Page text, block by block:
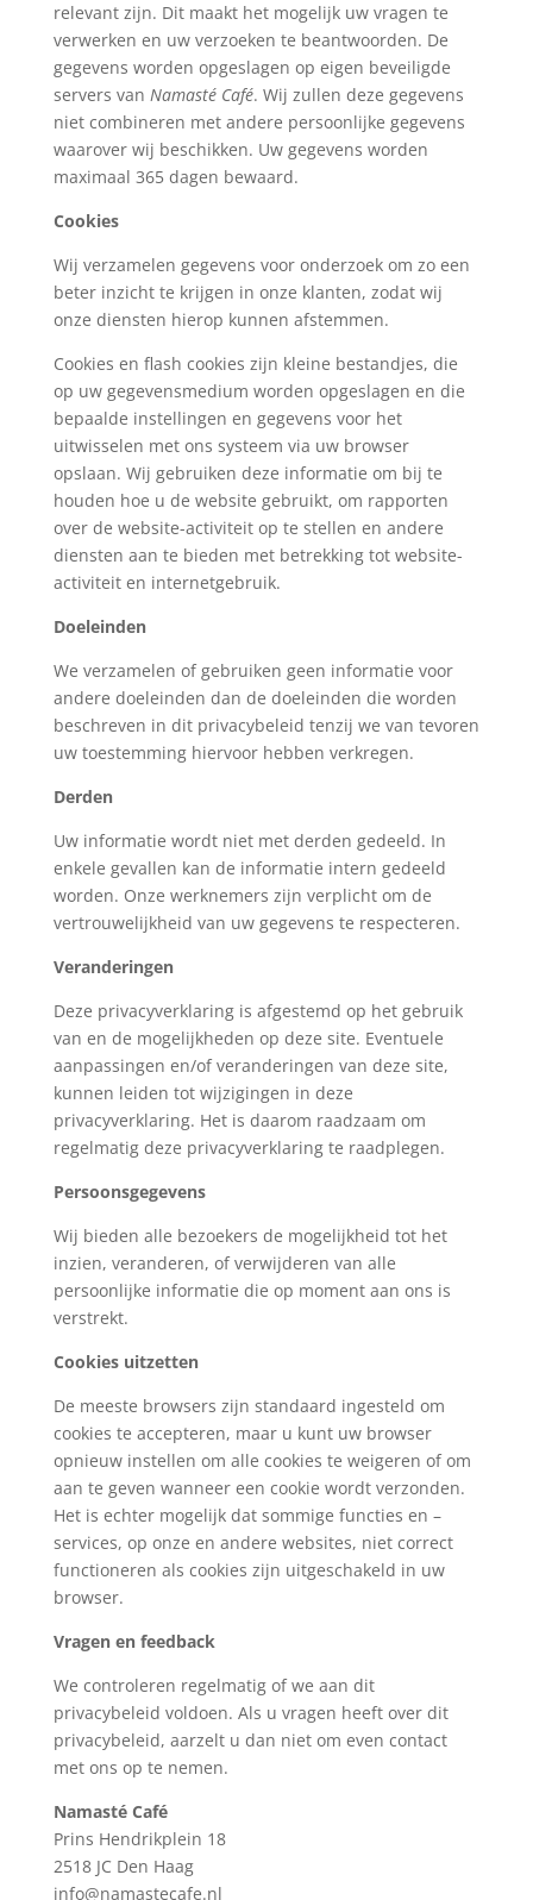
relevant zijn. Dit maakt het mogelijk uw vragen te
verwerken en uw verzoeken te beantwoorden. De
gegevens worden opgeslagen op eigen beveiligde
servers van Namasté Café. Wij zullen deze gegevens
niet combineren met andere persoonlijke gegevens
waarover wij beschikken. Uw gegevens worden
maximaal 365 dagen bewaard.
Cookies
Wij verzamelen gegevens voor onderzoek om zo een
beter inzicht te krijgen in onze klanten, zodat wij
onze diensten hierop kunnen afstemmen.
Cookies en flash cookies zijn kleine bestandjes, die
op uw gegevensmedium worden opgeslagen en die
bepaalde instellingen en gegevens voor het
uitwisselen met ons systeem via uw browser
opslaan. Wij gebruiken deze informatie om bij te
houden hoe u de website gebruikt, om rapporten
over de website-activiteit op te stellen en andere
diensten aan te bieden met betrekking tot website-
activiteit en internetgebruik.
Doeleinden
We verzamelen of gebruiken geen informatie voor
andere doeleinden dan de doeleinden die worden
beschreven in dit privacybeleid tenzij we van tevoren
uw toestemming hiervoor hebben verkregen.
Derden
Uw informatie wordt niet met derden gedeeld. In
enkele gevallen kan de informatie intern gedeeld
worden. Onze werknemers zijn verplicht om de
vertrouwelijkheid van uw gegevens te respecteren.
Veranderingen
Deze privacyverklaring is afgestemd op het gebruik
van en de mogelijkheden op deze site. Eventuele
aanpassingen en/of veranderingen van deze site,
kunnen leiden tot wijzigingen in deze
privacyverklaring. Het is daarom raadzaam om
regelmatig deze privacyverklaring te raadplegen.
Persoonsgegevens
Wij bieden alle bezoekers de mogelijkheid tot het
inzien, veranderen, of verwijderen van alle
persoonlijke informatie die op moment aan ons is
verstrekt.
Cookies uitzetten
De meeste browsers zijn standaard ingesteld om
cookies te accepteren, maar u kunt uw browser
opnieuw instellen om alle cookies te weigeren of om
aan te geven wanneer een cookie wordt verzonden.
Het is echter mogelijk dat sommige functies en –
services, op onze en andere websites, niet correct
functioneren als cookies zijn uitgeschakeld in uw
browser.
Vragen en feedback
We controleren regelmatig of we aan dit
privacybeleid voldoen. Als u vragen heeft over dit
privacybeleid, aarzelt u dan niet om even contact
met ons op te nemen.
Namasté Café
Prins Hendrikplein 18
2518 JC Den Haag
info@namastecafe.nl